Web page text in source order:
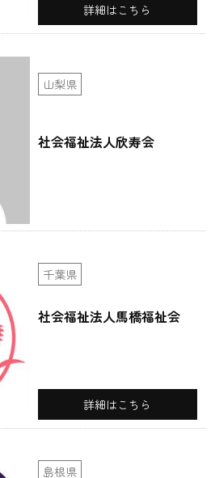
詳細はこちら
山梨県
社会福祉法人欣寿会
千葉県
社会福祉法人馬橋福祉会
詳細はこちら
島根県